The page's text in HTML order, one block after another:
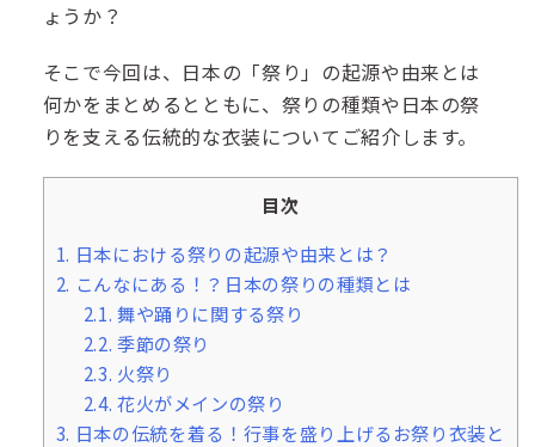
ょうか？
そこで今回は、日本の「祭り」の起源や由来とは
何かをまとめるとともに、祭りの種類や日本の祭
りを支える伝統的な衣装についてご紹介します。
目次
1. 日本における祭りの起源や由来とは？
2. こんなにある！？日本の祭りの種類とは
2.1. 舞や踊りに関する祭り
2.2. 季節の祭り
2.3. 火祭り
2.4. 花火がメインの祭り
3. 日本の伝統を着る！行事を盛り上げるお祭り衣装と